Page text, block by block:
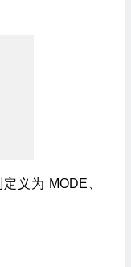
义为 MODE、